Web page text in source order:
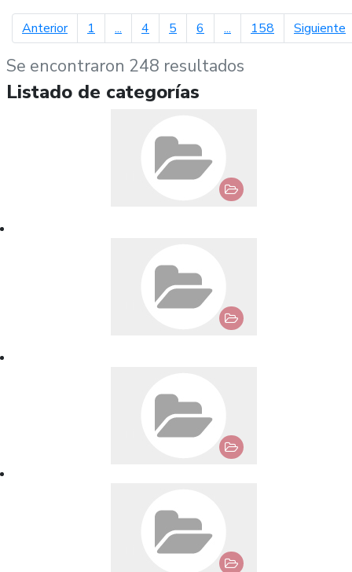
Anteriorpágina anterior
1 ... 4 5 6 ... 158 Siguiente
Se encontraron 248 resultados
Listado de categorías